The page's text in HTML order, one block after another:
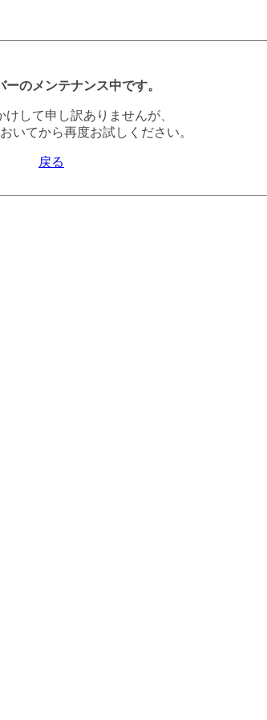
ーのメンテナンス中です。
けして申し訳ありませんが、
いてから再度お試しください。
戻る